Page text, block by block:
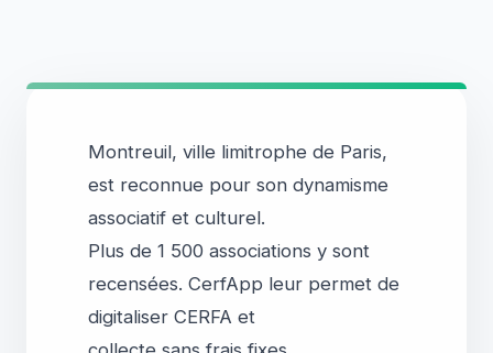
Montreuil, ville limitrophe de Paris,
est reconnue pour son dynamisme
associatif et culturel.
Plus de 1 500 associations y sont
recensées. CerfApp leur permet de
digitaliser CERFA et